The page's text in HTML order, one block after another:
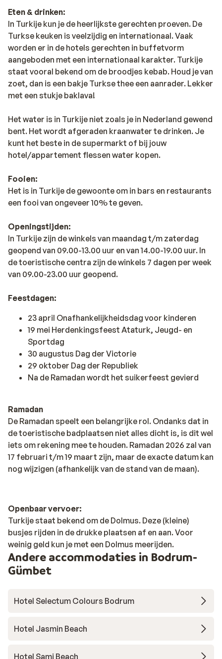
Eten & drinken:
In Turkije kun je de heerlijkste gerechten proeven. De
Turkse keuken is veelzijdig en internationaal. Vaak
worden er in de hotels gerechten in buffetvorm
aangeboden met een internationaal karakter. Turkije
staat vooral bekend om de broodjes kebab. Houd je van
zoet, dan is een bakje Turkse thee een aanrader. Lekker
met een stukje baklava!
Het water is in Turkije niet zoals je in Nederland gewend
bent. Het wordt afgeraden kraanwater te drinken. Je
kunt het beste in de supermarkt of bij jouw
hotel/appartement flessen water kopen.
Fooien:
Het is in Turkije de gewoonte om in bars en restaurants
een fooi van ongeveer 10% te geven.
Openingstijden:
In Turkije zijn de winkels van maandag t/m zaterdag
geopend van 09.00-13.00 uur en van 14.00-19.00 uur. In
de toeristische centra zijn de winkels 7 dagen per week
van 09.00-23.00 uur geopend.
Feestdagen:
23 april Onafhankelijkheidsdag voor kinderen
19 mei Herdenkingsfeest Ataturk, Jeugd- en
Sportdag
30 augustus Dag der Victorie
29 oktober Dag der Republiek
Na de Ramadan wordt het suikerfeest gevierd
Ramadan
De Ramadan speelt een belangrijke rol. Ondanks dat in
de toeristische badplaatsen niet alles dicht is, is dit wel
iets om rekening mee te houden. Ramadan 2026 zal van
17 februari t/m 19 maart zijn, maar de exacte datum kan
nog wijzigen (afhankelijk van de stand van de maan).
Openbaar vervoer:
Turkije staat bekend om de Dolmus. Deze (kleine)
busjes rijden in de drukke plaatsen af en aan. Voor
weinig geld kun je met een Dolmus meerijden.
Andere accommodaties in Bodrum-
Gümbet
Hotel Selectum Colours Bodrum
Hotel Jasmin Beach
Hotel Sami Beach